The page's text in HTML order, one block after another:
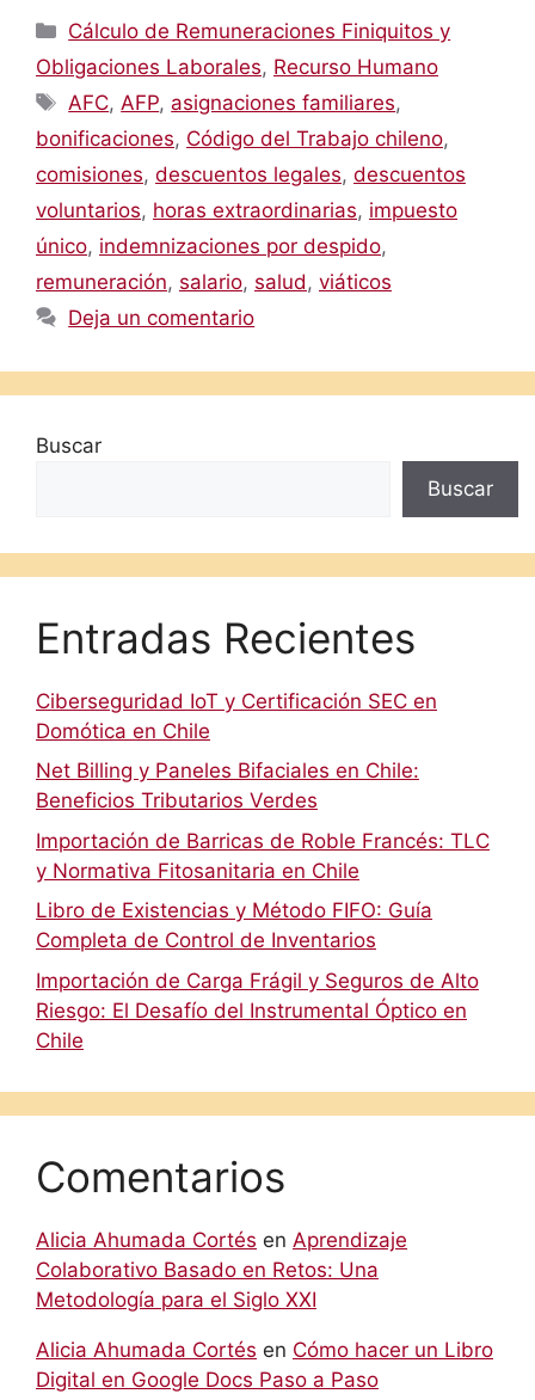
Categorías
Cálculo de Remuneraciones Finiquitos y
Obligaciones Laborales, Recurso Humano
Etiquetas
AFC, AFP, asignaciones familiares,
bonificaciones, Código del Trabajo chileno,
comisiones, descuentos legales, descuentos
voluntarios, horas extraordinarias, impuesto
único, indemnizaciones por despido,
remuneración, salario, salud , viáticos
Deja un comentario
Buscar
Buscar
Entradas Recientes
Ciberseguridad IoT y Certificación SEC en
Domótica en Chile
Net Billing y Paneles Bifaciales en Chile:
Beneficios Tributarios Verdes
Importación de Barricas de Roble Francés: TLC
y Normativa Fitosanitaria en Chile
Libro de Existencias y Método FIFO: Guía
Completa de Control de Inventarios
Importación de Carga Frágil y Seguros de Alto
Riesgo: El Desafío del Instrumental Óptico en
Chile
Comentarios
Alicia Ahumada Cortés en Aprendizaje
Colaborativo Basado en Retos: Una
Metodología para el Siglo XXI
Alicia Ahumada Cortés en Cómo hacer un Libro
Digital en Google Docs Paso a Paso